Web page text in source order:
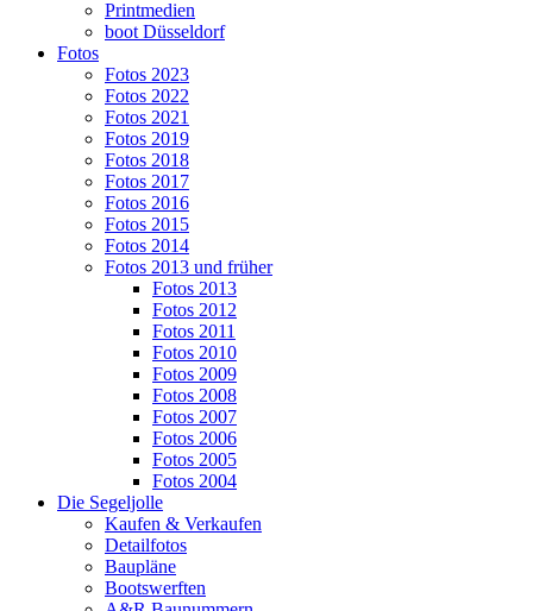
Printmedien
boot Düsseldorf
Fotos
Fotos 2023
Fotos 2022
Fotos 2021
Fotos 2019
Fotos 2018
Fotos 2017
Fotos 2016
Fotos 2015
Fotos 2014
Fotos 2013 und früher
Fotos 2013
Fotos 2012
Fotos 2011
Fotos 2010
Fotos 2009
Fotos 2008
Fotos 2007
Fotos 2006
Fotos 2005
Fotos 2004
Die Segeljolle
Kaufen & Verkaufen
Detailfotos
Baupläne
Bootswerften